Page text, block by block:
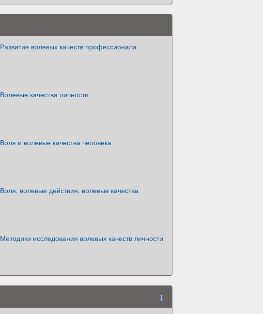
Развитие волевых качеств профессионала
Волевые качества личности
Воля и волевые качества человека
Воля, волевые действия, волевые качества
Методики исследования волевых качеств личности